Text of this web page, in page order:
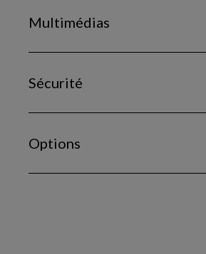
Multimédias
Sécurité
Options